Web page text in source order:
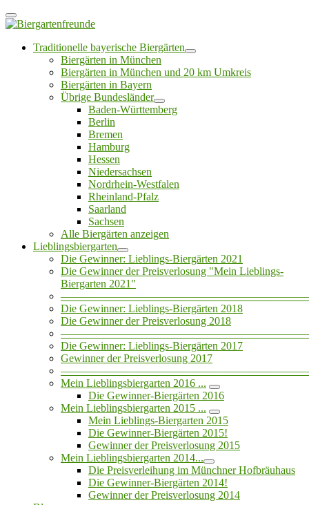
Traditionelle bayerische Biergärten
Biergärten in München
Biergärten in München und 20 km Umkreis
Biergärten in Bayern
Übrige Bundesländer
Baden-Württemberg
Berlin
Bremen
Hamburg
Hessen
Niedersachsen
Nordrhein-Westfalen
Rheinland-Pfalz
Saarland
Sachsen
Alle Biergärten anzeigen
Lieblingsbiergarten
Die Gewinner: Lieblings-Biergärten 2021
Die Gewinner der Preisverlosung "Mein Lieblings-
Biergarten 2021"
Die Gewinner: Lieblings-Biergärten 2018
Die Gewinner der Preisverlosung 2018
Die Gewinner: Lieblings-Biergärten 2017
Gewinner der Preisverlosung 2017
Mein Lieblingsbiergarten 2016 ...
Die Gewinner-Biergärten 2016
Mein Lieblingsbiergarten 2015 ...
Mein Lieblings-Biergarten 2015
Die Gewinner-Biergärten 2015!
Gewinner der Preisverlosung 2015
Mein Lieblingsbiergarten 2014...
Die Preisverleihung im Münchner Hofbräuhaus
Die Gewinner-Biergärten 2014!
Gewinner der Preisverlosung 2014